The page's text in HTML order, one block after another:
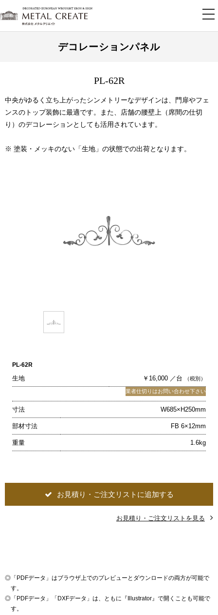
デコレーションパネル
PL-62R
中央がゆるく立ち上がったシンメトリーなデザインは、門扉やフェ
ンスのトップ装飾に最適です。また、店舗の腰壁上（席間の仕切
り）のデコレーションとしても活用されています。
※ 塗装・メッキのない「生地」の状態での出荷となります。
PL-62R
生地 ￥16,000 ／台 （税別）
業者仕切りはお問い合わせ下さい
寸法 W685×H250mm
部材寸法 FB 6×12mm
重量 1.6kg
お見積り・ご注文リストに追加する
お見積り・ご注文リストを見る
◎ 「PDFデータ」はブラウザ上でのプレビューとダウンロードの両方が可能で
す。
◎ 「PDFデータ」「DXFデータ」は、ともに『Illustrator』で開くことも可能で
す。